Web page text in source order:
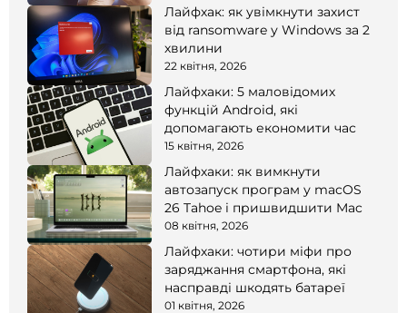
Лайфхак: як увімкнути захист
від ransomware у Windows за 2
хвилини
22 квітня, 2026
Лайфхаки: 5 маловідомих
функцій Android, які
допомагають економити час
15 квітня, 2026
Лайфхаки: як вимкнути
автозапуск програм у macOS
26 Tahoe і пришвидшити Mac
08 квітня, 2026
Лайфхаки: чотири міфи про
заряджання смартфона, які
насправді шкодять батареї
01 квітня, 2026